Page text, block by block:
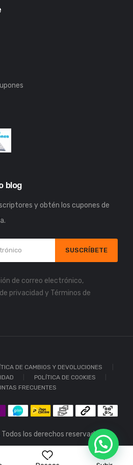
blog
y obtén los cupones de
SUSCRÍBETE
de correo electrónico,
privacidad y Términos de
DE CAMBIOS Y DEVOLUCIONES
POLÍTICA DE COOKIES
FRECUENTES
Todos los derechos reservados.